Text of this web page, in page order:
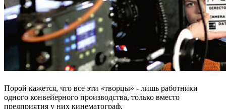
Порой кажется, что все эти «творцы» - лишь работники
одного конвейерного производства, только вместо
предприятия у них кинематограф.